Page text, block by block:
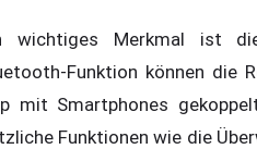
wichtiges Merkmal ist
Funktion können die
mit Smartphones
Funktionen wie die